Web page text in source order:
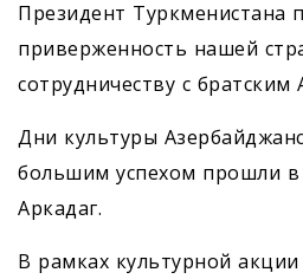
Президент Туркменистана
приверженность нашей
сотрудничеству с
Дни культуры
большим успехом прошли в
Аркадаг.
В рамках культурной акции